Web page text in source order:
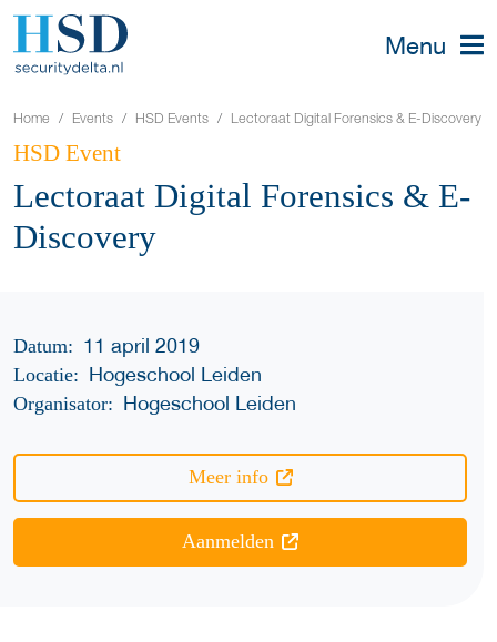
Menu
Home Events HSD Events Lectoraat Digital Forensics & E-Discovery
HSD Event
Lectoraat Digital Forensics & E-
Discovery
Datum: 11 april 2019
Locatie: Hogeschool Leiden
Organisator: Hogeschool Leiden
Meer info
Aanmelden